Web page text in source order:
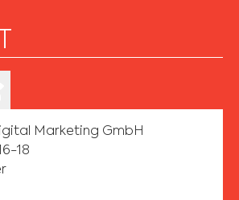
Marketing GmbH
18